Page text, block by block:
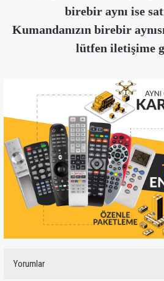
birebir aynı ise
Kumandanızın birebir
lütfen iletişime
Yorumlar